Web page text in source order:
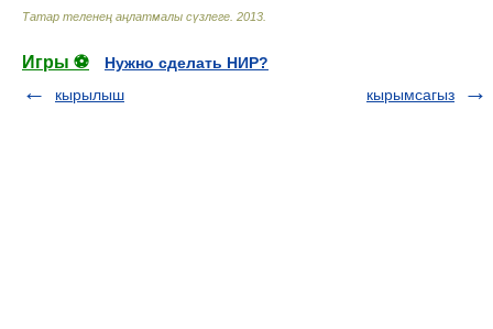
Татар теленең аңлатмалы сүзлеге 2013
Игры ⚽
Нужно сделать НИР?
кырылыш
кырымсагыз